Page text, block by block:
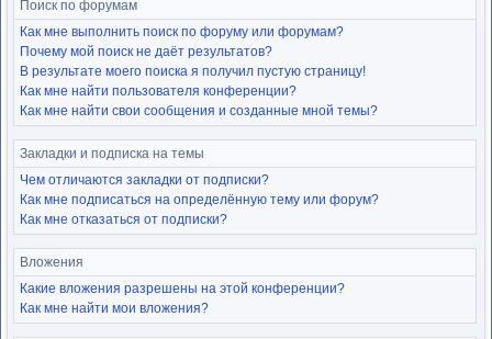
Поиск по форумам
Как мне выполнить поиск по форуму или форумам?
Почему мой поиск не даёт результатов?
В результате моего поиска я получил пустую страницу!
Как мне найти пользователя конференции?
Как мне найти свои сообщения и созданные мной темы?
Закладки и подписка на темы
Чем отличаются закладки от подписки?
Как мне подписаться на определённую тему или форум?
Как мне отказаться от подписки?
Вложения
Какие вложения разрешены на этой конференции?
Как мне найти мои вложения?